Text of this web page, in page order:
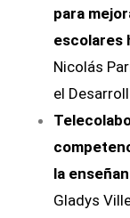
para
escolares
Nicolás
el
la
Gladys